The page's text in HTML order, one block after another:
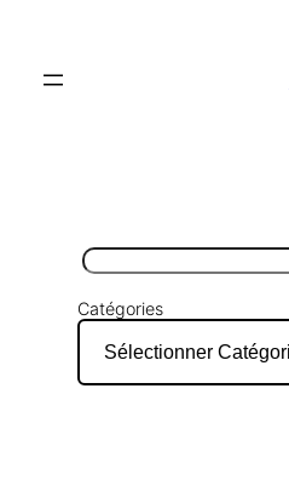
contenu
Rechercher
Catégories